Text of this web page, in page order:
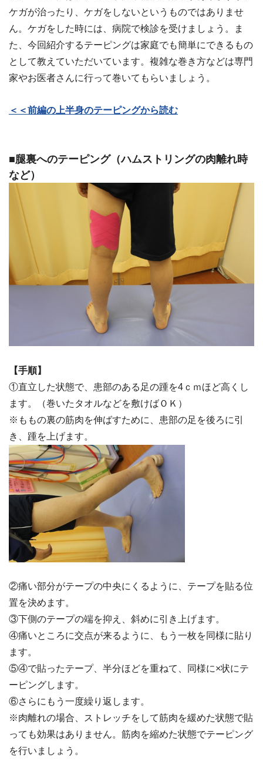
ケガが治ったり、ケガをしないというものではありませ
ん。ケガをした時には、病院で検診を受けましょう。ま
た、今回紹介するテーピングは家庭でも簡単にできるもの
として教えていただいています。複雑な巻き方などは専門
家やお医者さんに行って巻いてもらいましょう。
＜＜前編の上半身のテーピングから読む
■腿裏へのテーピング（ハムストリングの肉離れ時
など）
【手順】
①直立した状態で、患部のある足の踵を4ｃｍほど高くし
ます。（巻いたタオルなどを敷けばＯＫ）
※ももの裏の筋肉を伸ばすために、患部の足を後ろに引
き、踵を上げます。
②痛い部分がテープの中央にくるように、テープを貼る位
置を決めます。
③下側のテープの端を抑え、斜めに引き上げます。
④痛いところに交点が来るように、もう一枚を同様に貼り
ます。
⑤④で貼ったテープ、半分ほどを重ねて、同様に×状にテ
ーピングします。
⑥さらにもう一度繰り返します。
※肉離れの場合、ストレッチをして筋肉を緩めた状態で貼
っても効果はありません。筋肉を縮めた状態でテーピング
を行いましょう。